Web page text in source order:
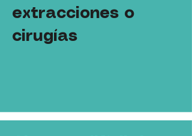
extracciones o
cirugías